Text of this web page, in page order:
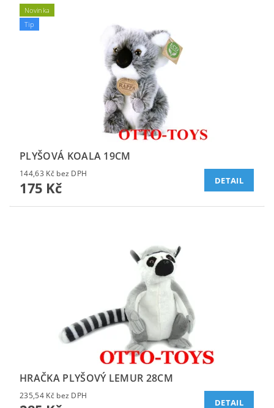
Novinka
Tip
PLYŠOVÁ KOALA 19CM
144,63 Kč bez DPH
175 Kč DETAIL
HRAČKA PLYŠOVÝ LEMUR 28CM
235,54 Kč bez DPH
DETAIL